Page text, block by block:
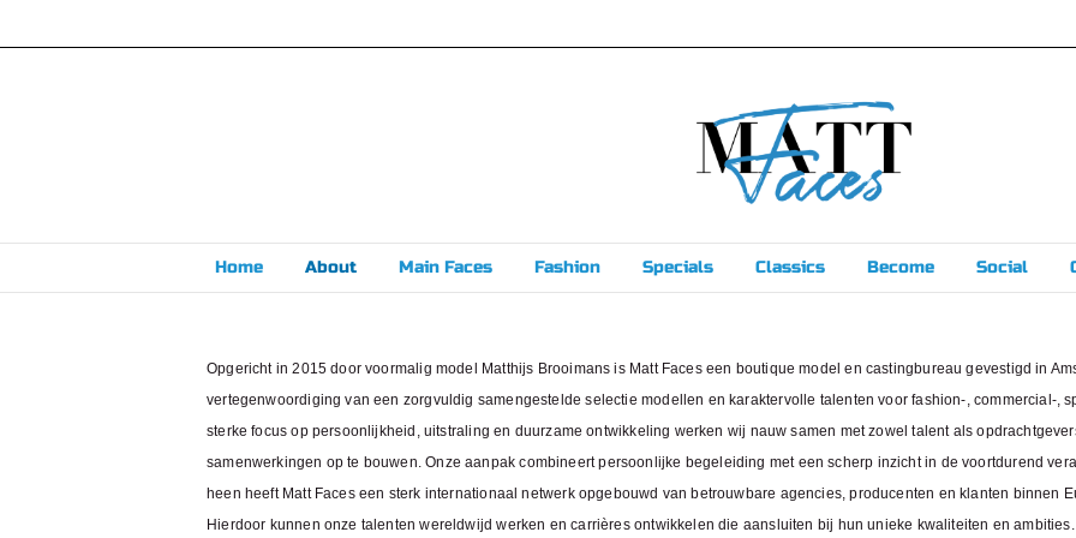
to
Home About Main Faces Fashion Specials Classics Become Social
Opgericht in 2015 door voormalig model Matthijs Brooimans is Matt Faces een boutique model en castingbureau gevestigd in
vertegenwoordiging van een zorgvuldig samengestelde selectie modellen en karaktervolle talenten voor fashion-, commercial-,
sterke focus op persoonlijkheid, uitstraling en duurzame ontwikkeling werken wij nauw samen met zowel talent als
samenwerkingen op te bouwen. Onze aanpak combineert persoonlijke begeleiding met een scherp inzicht in de voortdurend
heen heeft Matt Faces een sterk internationaal netwerk opgebouwd van betrouwbare agencies, producenten en klanten binnen
Hierdoor kunnen onze talenten wereldwijd werken en carrières ontwikkelen die aansluiten bij hun unieke kwaliteiten en